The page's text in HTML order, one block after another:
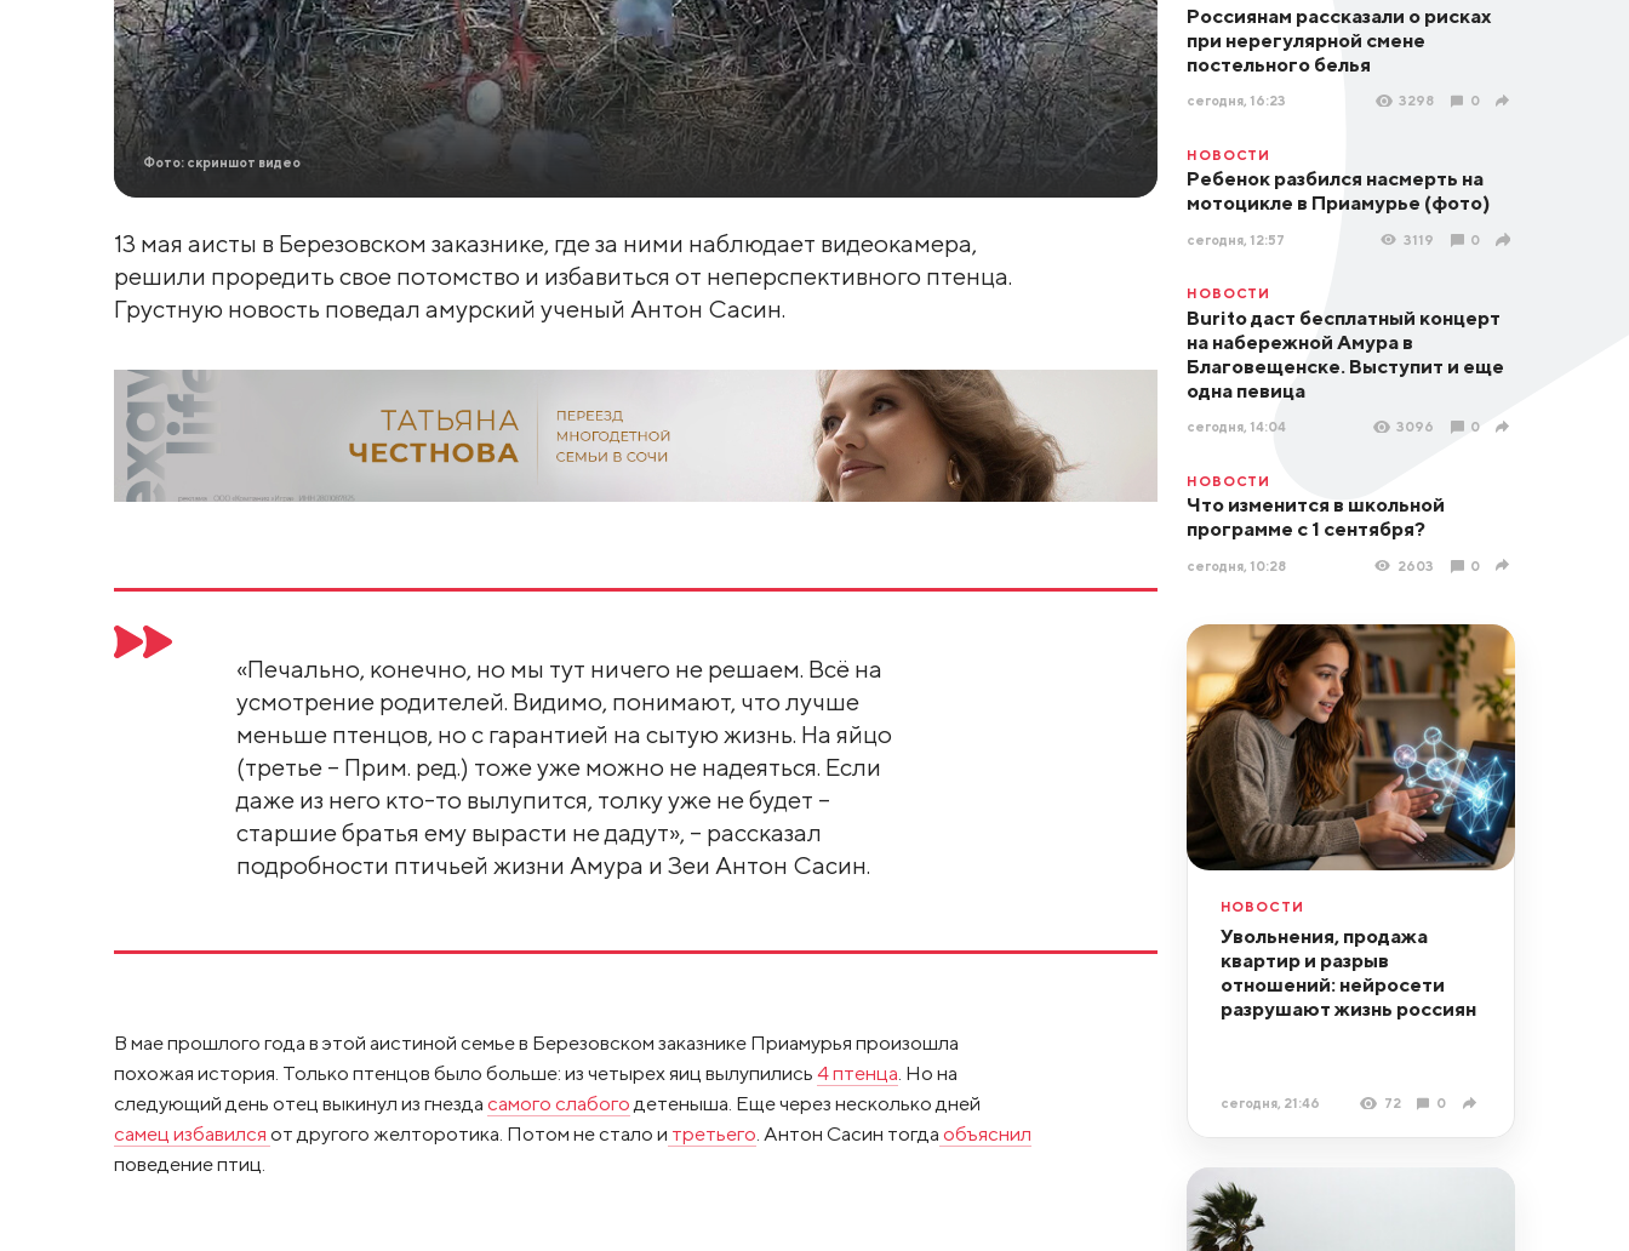
Фото: скриншот видео
13 мая аисты в Березовском заказнике, где за ними наблюдает видеокамера,
решили проредить свое потомство и избавиться от неперспективного птенца.
Грустную новость поведал амурский ученый Антон Сасин.
«Печально, конечно, но мы тут ничего не решаем. Всё на
усмотрение родителей. Видимо, понимают, что лучше
меньше птенцов, но с гарантией на сытую жизнь. На яйцо
(третье – Прим. ред.) тоже уже можно не надеяться. Если
даже из него кто-то вылупится, толку уже не будет –
старшие братья ему вырасти не дадут», – рассказал
подробности птичьей жизни Амура и Зеи Антон Сасин.
В мае прошлого года в этой аистиной семье в Березовском заказнике Приамурья произошла
похожая история. Только птенцов было больше: из четырех яиц вылупились 4 птенца . Но на
следующий день отец выкинул из гнезда самого слабого детеныша. Еще через несколько дней
самец избавился от другого желторотика. Потом не стало и третьего . Антон Сасин тогда объяснил
поведение птиц.
Россиянам рассказали о рисках
при нерегулярной смене
постельного белья
сегодня, 16:23 3298 0
НОВОСТИ
Ребенок разбился насмерть на
мотоцикле в Приамурье (фото)
сегодня, 12:57 3119 0
НОВОСТИ
Burito даст бесплатный концерт
на набережной Амура в
Благовещенске. Выступит и еще
одна певица
сегодня, 14:04 3096 0
НОВОСТИ
Что изменится в школьной
программе с 1 сентября?
сегодня, 10:28 2603 0
НОВОСТИ
Увольнения, продажа
квартир и разрыв
отношений: нейросети
разрушают жизнь россиян
сегодня, 21:46 72 0